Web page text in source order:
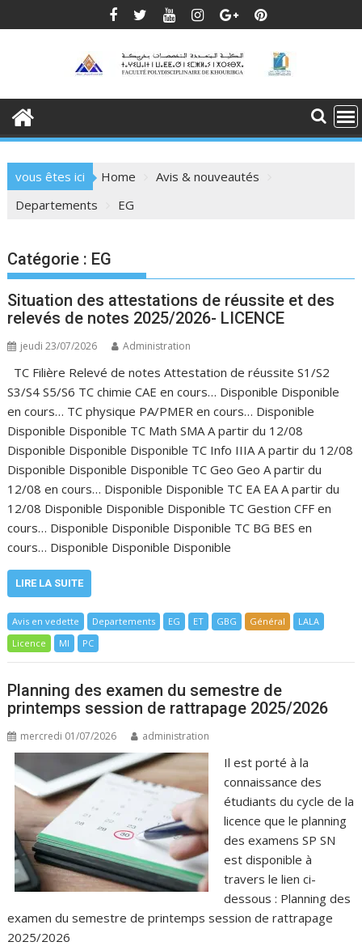
to
vous êtes ici Home
Avis & nouveautés
Departements
EG
Catégorie : EG
Situation des attestations de réussite et des
relevés de notes 2025/2026- LICENCE
jeudi 23/07/2026 Administration
TC Filière Relevé de notes Attestation de réussite S1/S2
S3/S4 S5/S6 TC chimie CAE en cours… Disponible Disponible
en cours… TC physique PA/PMER en cours… Disponible
Disponible Disponible TC Math SMA A partir du 12/08
Disponible Disponible Disponible TC Info IIIA A partir du 12/08
Disponible Disponible Disponible TC Geo Geo A partir du
12/08 en cours… Disponible Disponible TC EA EA A partir du
12/08 Disponible Disponible Disponible TC Gestion CFF en
cours… Disponible Disponible Disponible TC BG BES en
cours… Disponible Disponible Disponible
LIRE LA SUITE
Avis en vedette Departements EG ET GBG Général
LALA
Licence
MI PC
Planning des examen du semestre de
printemps session de rattrapage 2025/2026
mercredi 01/07/2026 administration
Il est porté à la
connaissance des
étudiants du cycle de la
licence que le planning
des examens SP SN
est disponible à
travers le lien ci-
dessous : Planning des
examen du semestre de printemps session de rattrapage
2025/2026